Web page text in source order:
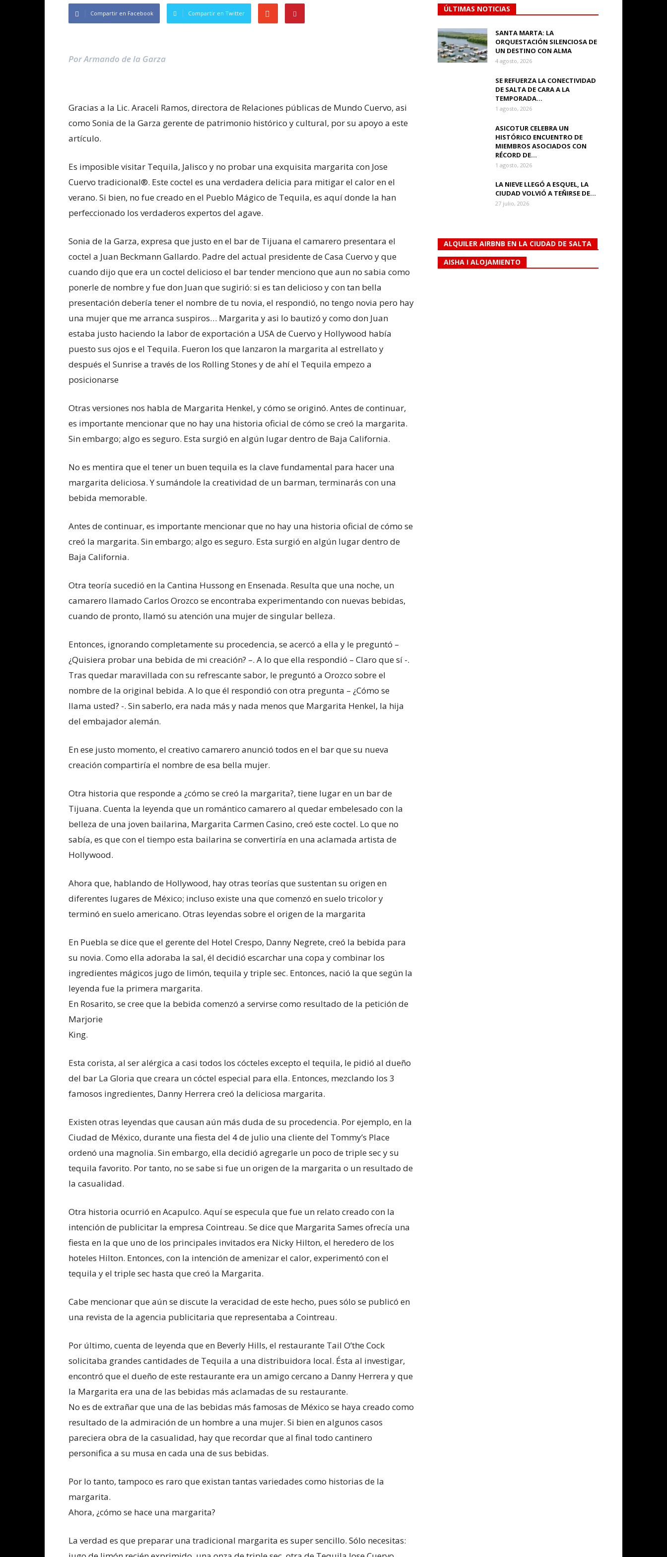
Compartir en Facebook Compartir en Twitter
Por Armando de la Garza
Gracias a la Lic. Araceli Ramos, directora de Relaciones públicas de Mundo Cuervo, asi
como Sonia de la Garza gerente de patrimonio histórico y cultural, por su apoyo a este
artículo.
Es imposible visitar Tequila, Jalisco y no probar una exquisita margarita con Jose
Cuervo tradicional®. Este coctel es una verdadera delicia para mitigar el calor en el
verano. Si bien, no fue creado en el Pueblo Mágico de Tequila, es aquí donde la han
perfeccionado los verdaderos expertos del agave.
Sonia de la Garza, expresa que justo en el bar de Tijuana el camarero presentara el
coctel a Juan Beckmann Gallardo. Padre del actual presidente de Casa Cuervo y que
cuando dijo que era un coctel delicioso el bar tender menciono que aun no sabia como
ponerle de nombre y fue don Juan que sugirió: si es tan delicioso y con tan bella
presentación debería tener el nombre de tu novia, el respondió, no tengo novia pero hay
una mujer que me arranca suspiros… Margarita y asi lo bautizó y como don Juan
estaba justo haciendo la labor de exportación a USA de Cuervo y Hollywood había
puesto sus ojos e el Tequila. Fueron los que lanzaron la margarita al estrellato y
después el Sunrise a través de los Rolling Stones y de ahí el Tequila empezo a
posicionarse
Otras versiones nos habla de Margarita Henkel, y cómo se originó. Antes de continuar,
es importante mencionar que no hay una historia oficial de cómo se creó la margarita.
Sin embargo; algo es seguro. Esta surgió en algún lugar dentro de Baja California.
No es mentira que el tener un buen tequila es la clave fundamental para hacer una
margarita deliciosa. Y sumándole la creatividad de un barman, terminarás con una
bebida memorable.
Antes de continuar, es importante mencionar que no hay una historia oficial de cómo se
creó la margarita. Sin embargo; algo es seguro. Esta surgió en algún lugar dentro de
Baja California.
Otra teoría sucedió en la Cantina Hussong en Ensenada. Resulta que una noche, un
camarero llamado Carlos Orozco se encontraba experimentando con nuevas bebidas,
cuando de pronto, llamó su atención una mujer de singular belleza.
Entonces, ignorando completamente su procedencia, se acercó a ella y le preguntó –
¿Quisiera probar una bebida de mi creación? –. A lo que ella respondió – Claro que sí -.
Tras quedar maravillada con su refrescante sabor, le preguntó a Orozco sobre el
nombre de la original bebida. A lo que él respondió con otra pregunta – ¿Cómo se
llama usted? -. Sin saberlo, era nada más y nada menos que Margarita Henkel, la hija
del embajador alemán.
En ese justo momento, el creativo camarero anunció todos en el bar que su nueva
creación compartiría el nombre de esa bella mujer.
Otra historia que responde a ¿cómo se creó la margarita?, tiene lugar en un bar de
Tijuana. Cuenta la leyenda que un romántico camarero al quedar embelesado con la
belleza de una joven bailarina, Margarita Carmen Casino, creó este coctel. Lo que no
sabía, es que con el tiempo esta bailarina se convertiría en una aclamada artista de
Hollywood.
Ahora que, hablando de Hollywood, hay otras teorías que sustentan su origen en
diferentes lugares de México; incluso existe una que comenzó en suelo tricolor y
terminó en suelo americano. Otras leyendas sobre el origen de la margarita
En Puebla se dice que el gerente del Hotel Crespo, Danny Negrete, creó la bebida para
su novia. Como ella adoraba la sal, él decidió escarchar una copa y combinar los
ingredientes mágicos jugo de limón, tequila y triple sec. Entonces, nació la que según la
leyenda fue la primera margarita.
En Rosarito, se cree que la bebida comenzó a servirse como resultado de la petición de
Marjorie
King.
Esta corista, al ser alérgica a casi todos los cócteles excepto el tequila, le pidió al dueño
del bar La Gloria que creara un cóctel especial para ella. Entonces, mezclando los 3
famosos ingredientes, Danny Herrera creó la deliciosa margarita.
Existen otras leyendas que causan aún más duda de su procedencia. Por ejemplo, en la
Ciudad de México, durante una fiesta del 4 de julio una cliente del Tommy’s Place
ordenó una magnolia. Sin embargo, ella decidió agregarle un poco de triple sec y su
tequila favorito. Por tanto, no se sabe si fue un origen de la margarita o un resultado de
la casualidad.
Otra historia ocurrió en Acapulco. Aquí se especula que fue un relato creado con la
intención de publicitar la empresa Cointreau. Se dice que Margarita Sames ofrecía una
fiesta en la que uno de los principales invitados era Nicky Hilton, el heredero de los
hoteles Hilton. Entonces, con la intención de amenizar el calor, experimentó con el
tequila y el triple sec hasta que creó la Margarita.
Cabe mencionar que aún se discute la veracidad de este hecho, pues sólo se publicó en
una revista de la agencia publicitaria que representaba a Cointreau.
Por último, cuenta de leyenda que en Beverly Hills, el restaurante Tail O’the Cock
solicitaba grandes cantidades de Tequila a una distribuidora local. Ésta al investigar,
encontró que el dueño de este restaurante era un amigo cercano a Danny Herrera y que
la Margarita era una de las bebidas más aclamadas de su restaurante.
No es de extrañar que una de las bebidas más famosas de México se haya creado como
resultado de la admiración de un hombre a una mujer. Si bien en algunos casos
pareciera obra de la casualidad, hay que recordar que al final todo cantinero
personifica a su musa en cada una de sus bebidas.
Por lo tanto, tampoco es raro que existan tantas variedades como historias de la
margarita.
Ahora, ¿cómo se hace una margarita?
La verdad es que preparar una tradicional margarita es super sencillo. Sólo necesitas:
ÚLTIMAS NOTICIAS
SANTA MARTA: LA
ORQUESTACIÓN SILENCIOSA DE
UN DESTINO CON ALMA
4 agosto, 2026
SE REFUERZA LA CONECTIVIDAD
DE SALTA DE CARA A LA
TEMPORADA...
1 agosto, 2026
ASICOTUR CELEBRA UN
HISTÓRICO ENCUENTRO DE
MIEMBROS ASOCIADOS CON
RÉCORD DE...
1 agosto, 2026
LA NIEVE LLEGÓ A ESQUEL, LA
CIUDAD VOLVIÓ A TEÑIRSE DE...
27 julio, 2026
ALQUILER AIRBNB EN LA CIUDAD DE SALTA
AISHA I ALOJAMIENTO